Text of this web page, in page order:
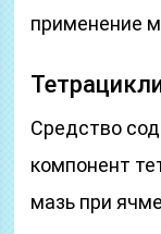
применение
Средство
компонент
мазь при